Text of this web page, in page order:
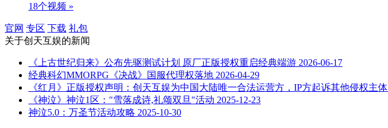
18个视频 »
官网 专区 下载 礼包
关于创天互娱的新闻
《上古世纪归来》公布先驱测试计划 原厂正版授权重启经典端游 2026-06-17
经典科幻MMORPG《决战》国服代理权落地 2026-04-29
《红月》正版授权声明：创天互娱为中国大陆唯一合法运营方，IP方起诉其他侵权主体
《神泣》神泣1区："雪落成诗,礼颂双旦"活动 2025-12-23
神泣5.0：万圣节活动攻略 2025-10-30